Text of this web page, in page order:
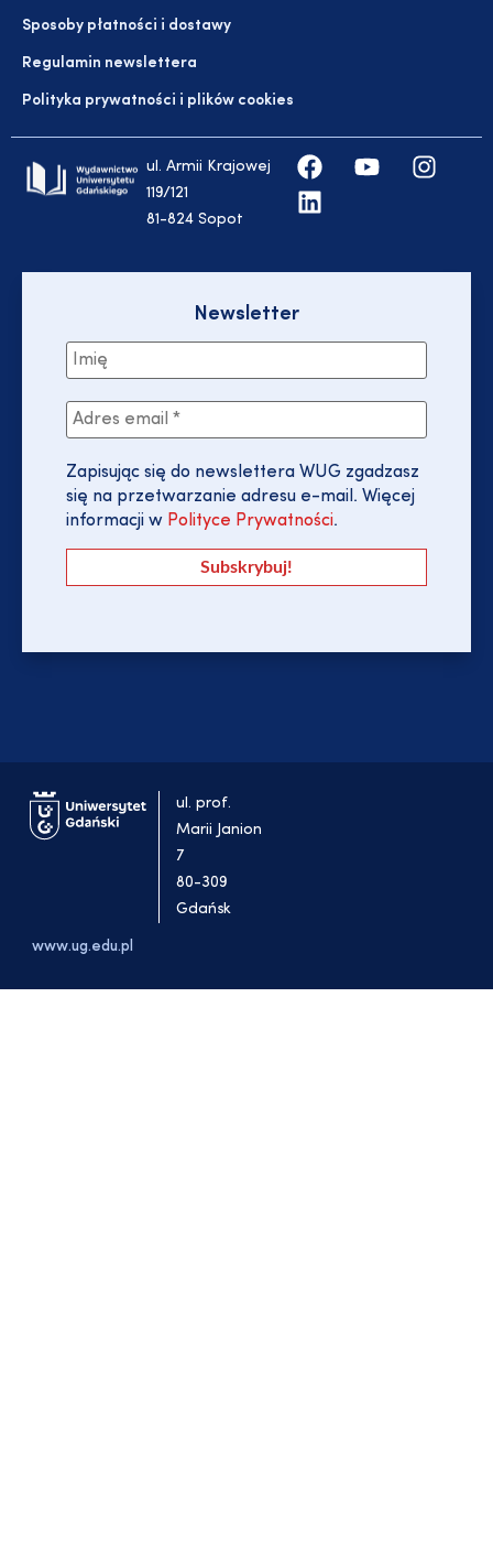
Sposoby płatności i dostawy
Regulamin newslettera
Polityka prywatności i plików cookies
ul. Armii Krajowej
119/121
81-824 Sopot
Newsletter
Zapisując się do newslettera WUG zgadzasz
się na przetwarzanie adresu e-mail. Więcej
informacji w Polityce Prywatności.
ul. prof.
Marii Janion
7
80-309
Gdańsk
www.ug.edu.pl